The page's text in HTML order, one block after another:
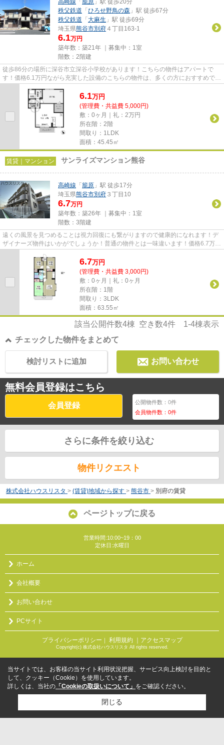
高崎線 「 籠原 」駅 徒歩20分
秩父鉄道 「 ひろせ野鳥の森 」駅 徒歩67分
秩父鉄道 「 大麻生 」駅 徒歩69分
埼玉県熊谷市別府 ４丁目163-1
6.1万円
築年数：築21年 ｜募集中： 1室
階数：2階建
徒歩86分の場所に深谷市立深谷小学校があります！こちらの物件はアパートで
す！価格6.1万円ながら充実した設備のこちらの物件は、多くの方におすすめで
6.1万円
(管理費・共益費 5,000円)
敷：0ヶ月｜礼：2万円
所在階：2階
間取り：1LDK
面積：45.45㎡
賃貸｜マンション サンライズマンション熊谷
高崎線 「 籠原 」駅 徒歩17分
埼玉県熊谷市別府 ３丁目10
6.7万円
築年数：築26年 ｜募集中： 1室
階数：3階建
遠くの風景を見つめることは視力回復にも繋がりますので健康的になれます！デ
ザイナーズ物件はいかがでしょうか！普通の物件とは一味違います！価格6.7万円
6.7万円
(管理費・共益費 3,000円)
敷：0ヶ月｜礼：0ヶ月
所在階：1階
間取り：3LDK
面積：63.55㎡
該当公開件数4棟 空き数4件 1-4棟表示
チェックした物件をまとめて
お問い合わせ
検討リストに追加
無料会員登録はこちら
会員登録 公開物件数：0件
会員物件数：0件
さらに条件を絞り込む
物件リクエスト
株式会社ハウスリスタ > (賃貸)地域から探す > 熊谷市 > 別府の賃貸
ページトップに戻る
営業時間:10:00~19：00
定休日:水曜日
ホーム
会社概要
お問い合わせ
PCサイト
プライバシーポリシー ｜ 利用規約 ｜アクセスマップ
Copyright(c) 株式会社ハウスリスタ All rights reserved.
当サイトでは、お客様の当サイト利用状況把握、サービス向上検討を目的と
して、クッキー（Cookie）を使用しています。
詳しくは、当社の 「Cookieの取扱いについて」 をご確認ください。
閉じる